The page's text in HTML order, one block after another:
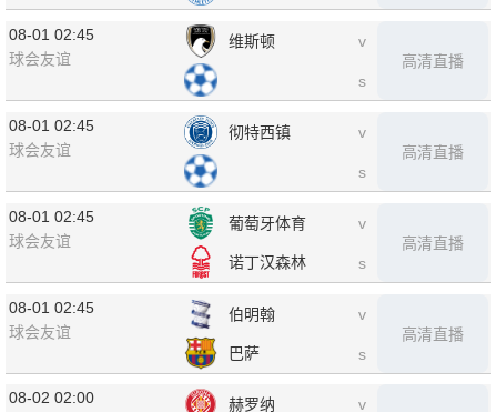
08-01 02:45
球会友谊
维斯顿 v
s
高清直播
08-01 02:45
球会友谊
彻特西镇 v
s
高清直播
08-01 02:45
球会友谊
葡萄牙体育
诺丁汉森林
v
s
高清直播
08-01 02:45
球会友谊
伯明翰
巴萨
v
s
高清直播
08-02 02:00
赫罗纳 v